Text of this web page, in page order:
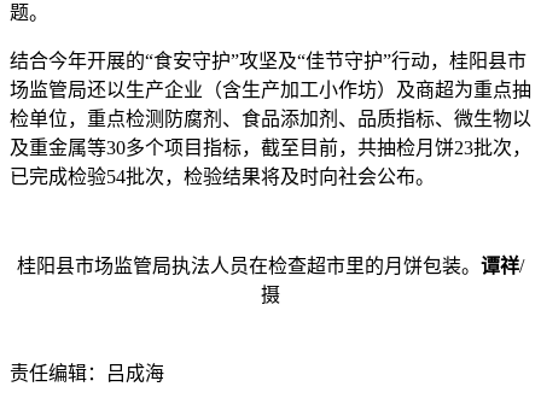
题。
结合今年开展的“食安守护”攻坚及“佳节守护”行动，桂阳县市
场监管局还以生产企业（含生产加工小作坊）及商超为重点抽
检单位，重点检测防腐剂、食品添加剂、品质指标、微生物以
及重金属等30多个项目指标，截至目前，共抽检月饼23批次，
已完成检验54批次，检验结果将及时向社会公布。
桂阳县市场监管局执法人员在检查超市里的月饼包装。 谭祥/
摄
责任编辑：吕成海